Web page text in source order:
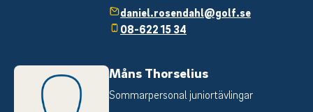
daniel.rosendahl@golf.se
08-622 15 34
Måns Thorselius
Sommarpersonal juniortävlingar